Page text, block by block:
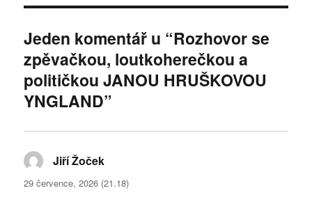
Jeden komentář u “Rozhovor se
zpěvačkou, loutkoherečkou a
političkou JANOU HRUŠKOVOU
YNGLAND”
Jiří Žoček
29 července, 2026 (21.18)